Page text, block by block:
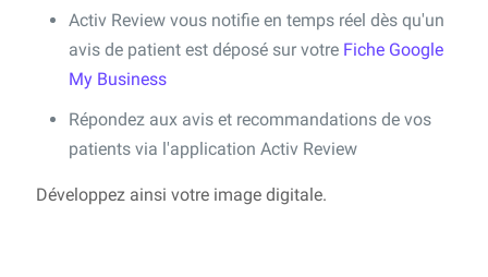
Activ Review vous notifie en temps réel dès qu'un
avis de patient est déposé sur votre Fiche Google
My Business
Répondez aux avis et recommandations de vos
patients via l'application Activ Review
Développez ainsi votre image digitale.